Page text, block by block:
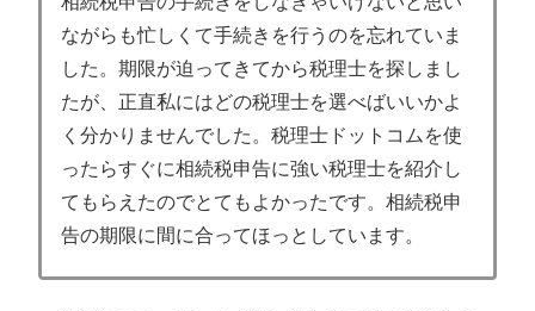
ながらも忙しくて手続きを行うのを忘れていま
した。期限が迫ってきてから税理士を探しまし
たが、正直私にはどの税理士を選べばいいかよ
く分かりませんでした。税理士ドットコムを使
ったらすぐに相続税申告に強い税理士を紹介し
てもらえたのでとてもよかったです。相続税申
告の期限に間に合ってほっとしています。